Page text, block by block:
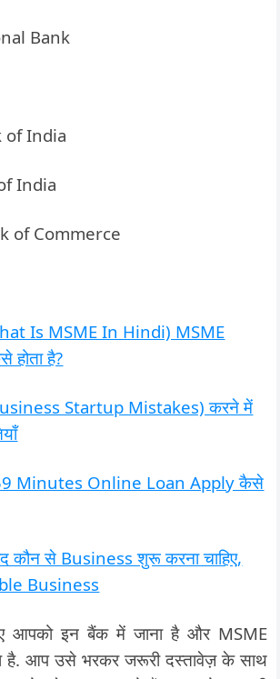
Bank
of India
India
of Commerce
Is MSME In Hindi) MSME
है?
Startup Mistakes) करने में
Minutes Online Loan Apply कैसे
कौन से Business शुरू करना चाहिए,
Business
आपको इन बैंक में जाना है और MSME
है. आप उसे भरकर जरूरी दस्तावेज़ के साथ